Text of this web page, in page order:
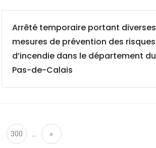
Arrêté temporaire portant diverses
mesures de prévention des risques
d’incendie dans le département du
Pas-de-Calais
300 … »